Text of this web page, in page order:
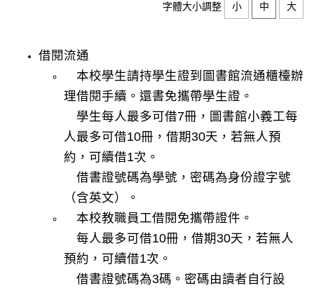
館藏資源
學習歷程檔案
檔案下載
字體大小調整 小 中 大
借閱流通
本校學生請持學生證到圖書館流通櫃檯辦
理借閱手續。還書免攜帶學生證。
學生每人最多可借7冊，圖書館小義工每
人最多可借10冊，借期30天，若無人預
約，可續借1次。
借書證號碼為學號， 密碼為身份證字號
（含英文）。
本校教職員工借閱免攜帶證件。
每人最多可借10冊，借期30天，若無人
預約，可續借1次。
借書證號碼為3碼。 密碼由讀者自行設